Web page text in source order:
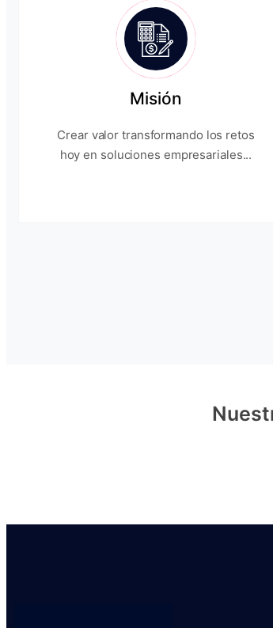
Misión
Crear valor transformando los retos
hoy en soluciones empresariales...